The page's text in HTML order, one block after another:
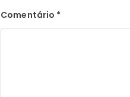
Comentário *